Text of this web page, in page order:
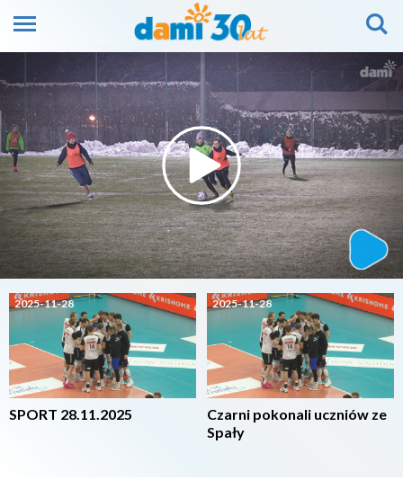
2025-11-28
SPORT 28.11.2025
2025-11-28
Czarni pokonali uczniów ze
Spały